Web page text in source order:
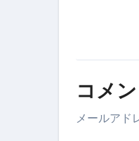
コメ
メールアド